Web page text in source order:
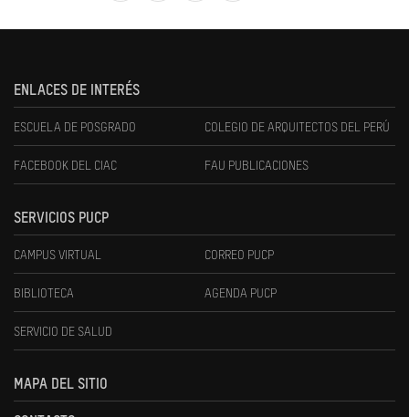
ENLACES DE INTERÉS
ESCUELA DE POSGRADO COLEGIO DE ARQUITECTOS DEL PERÚ
FACEBOOK DEL CIAC FAU PUBLICACIONES
SERVICIOS PUCP
CAMPUS VIRTUAL CORREO PUCP
BIBLIOTECA AGENDA PUCP
SERVICIO DE SALUD
MAPA DEL SITIO